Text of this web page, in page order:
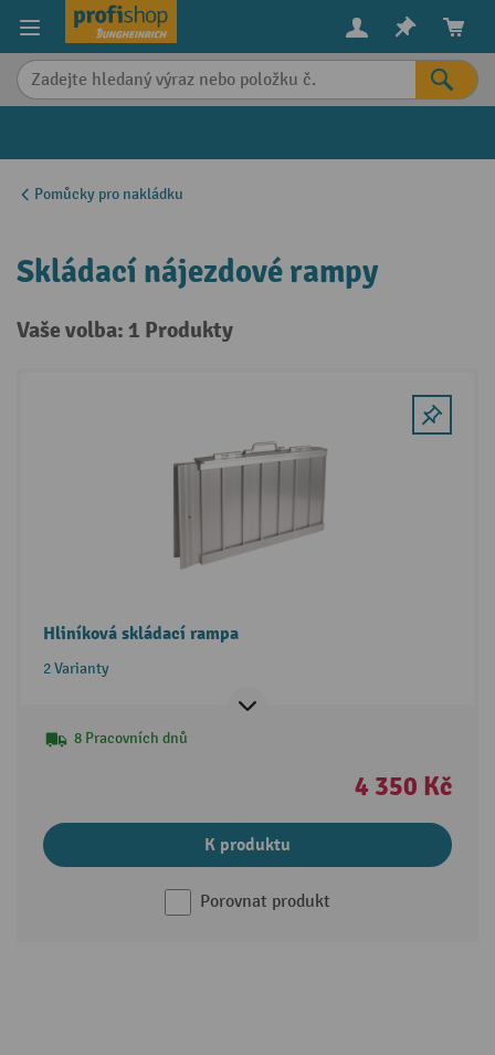
content
Pomůcky pro nakládku
Skládací nájezdové rampy
Vaše volba: 1 Produkty
Hliníková skládací rampa
2 Varianty
8 Pracovních dnů
4 350 Kč
K produktu
Porovnat produkt